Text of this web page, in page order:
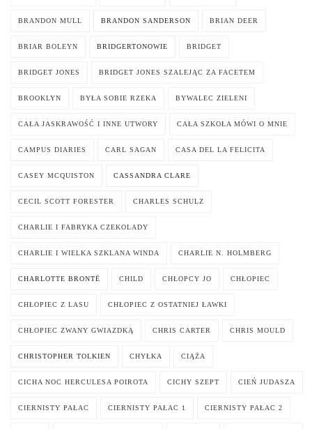
BRANDON MULL BRANDON SANDERSON BRIAN DEER
BRIAR BOLEYN BRIDGERTONOWIE BRIDGET
BRIDGET JONES BRIDGET JONES SZALEJĄC ZA FACETEM
BROOKLYN BYŁA SOBIE RZEKA BYWALEC ZIELENI
CAŁA JASKRAWOŚĆ I INNE UTWORY CAŁA SZKOŁA MÓWI O MNIE
CAMPUS DIARIES CARL SAGAN CASA DEL LA FELICITA
CASEY MCQUISTON CASSANDRA CLARE
CECIL SCOTT FORESTER CHARLES SCHULZ
CHARLIE I FABRYKA CZEKOLADY
CHARLIE I WIELKA SZKLANA WINDA CHARLIE N. HOLMBERG
CHARLOTTE BRONTË CHILD CHŁOPCY JO CHŁOPIEC
CHŁOPIEC Z LASU CHŁOPIEC Z OSTATNIEJ ŁAWKI
CHŁOPIEC ZWANY GWIAZDKĄ CHRIS CARTER CHRIS MOULD
CHRISTOPHER TOLKIEN CHYŁKA CIĄŻA
CICHA NOC HERCULESA POIROTA CICHY SZEPT CIEŃ JUDASZA
CIERNISTY PAŁAC CIERNISTY PAŁAC 1 CIERNISTY PAŁAC 2